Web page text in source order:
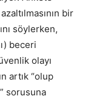
bir
söylerken,
beceri
olayı
artık “olup
sorusuna